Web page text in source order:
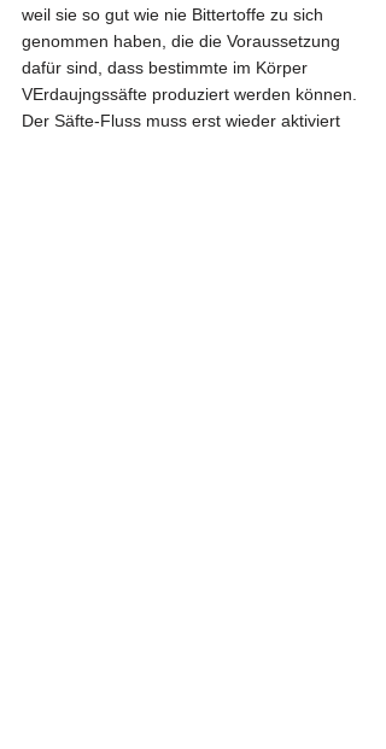
weil sie so gut wie nie Bittertoffe zu sich
genommen haben, die die Voraussetzung
dafür sind, dass bestimmte im Körper
VErdaujngssäfte produziert werden können.
Der Säfte-Fluss muss erst wieder aktiviert